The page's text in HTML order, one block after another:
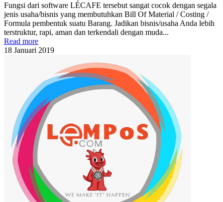
Fungsi dari software LÉCAFE tersebut sangat cocok dengan segala
jenis usaha/bisnis yang membutuhkan Bill Of Material / Costing /
Formula pembentuk suatu Barang. Jadikan bisnis/usaha Anda lebih
terstruktur, rapi, aman dan terkendali dengan muda...
Read more
18 Januari 2019